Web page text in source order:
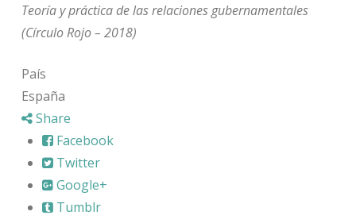
Teoría y práctica de las relaciones gubernamentales
(Círculo Rojo – 2018)
País
España
Share
Facebook
Twitter
Google+
Tumblr